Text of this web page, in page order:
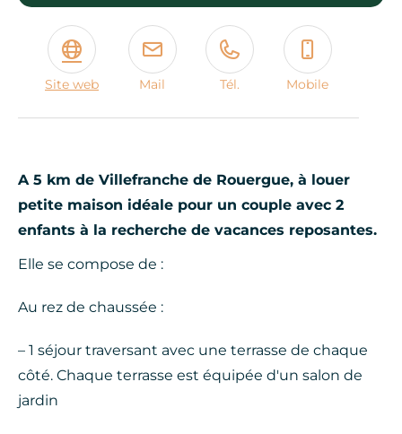
A 5 km de Villefranche de Rouergue, à louer
petite maison idéale pour un couple avec 2
enfants à la recherche de vacances reposantes.
Elle se compose de :
Au rez de chaussée :
– 1 séjour traversant avec une terrasse de chaque
côté. Chaque terrasse est équipée d'un salon de
jardin
Site web Mail Tél. Mobile